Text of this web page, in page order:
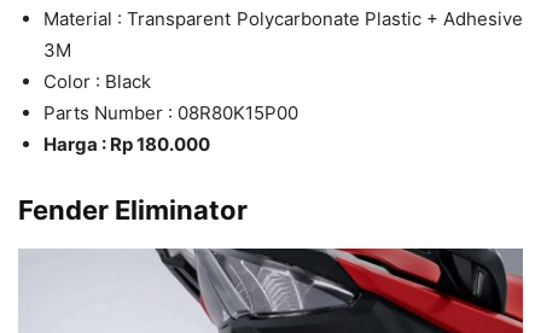
Material : Transparent Polycarbonate Plastic + Adhesive
3M
Color : Black
Parts Number : 08R80K15P00
Harga : Rp 180.000
Fender Eliminator